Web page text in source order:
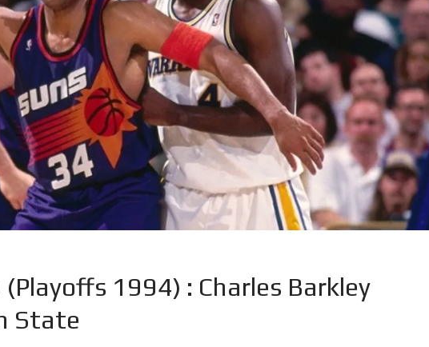
1994) : Charles Barkley
State